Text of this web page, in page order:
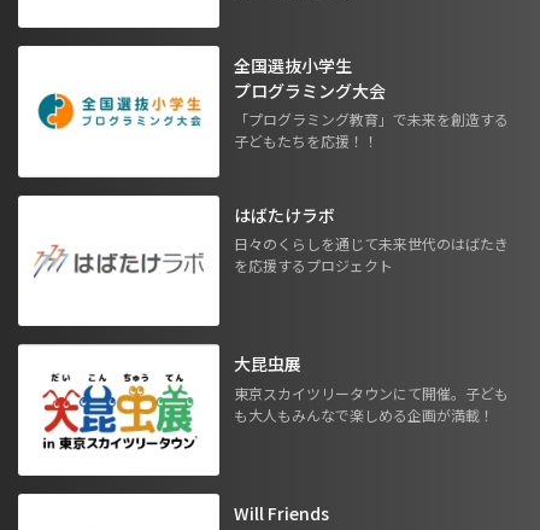
全国選抜小学生
プログラミング大会
「プログラミング教育」で未来を創造する
子どもたちを応援！！
はばたけラボ
日々のくらしを通じて未来世代のはばたき
を応援するプロジェクト
大昆虫展
東京スカイツリータウンにて開催。子ども
も大人もみんなで楽しめる企画が満載！
Will Friends